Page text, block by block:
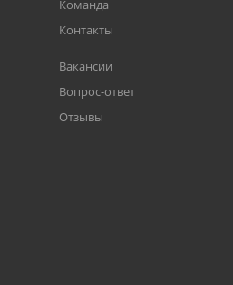
Команда
Контакты
Вакансии
Вопрос-ответ
Отзывы